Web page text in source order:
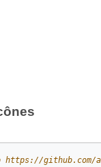
github.com/